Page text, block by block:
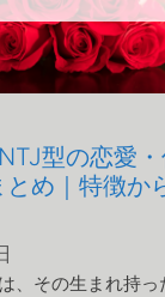
型の恋愛
め｜特徴か
、その生まれ持っ